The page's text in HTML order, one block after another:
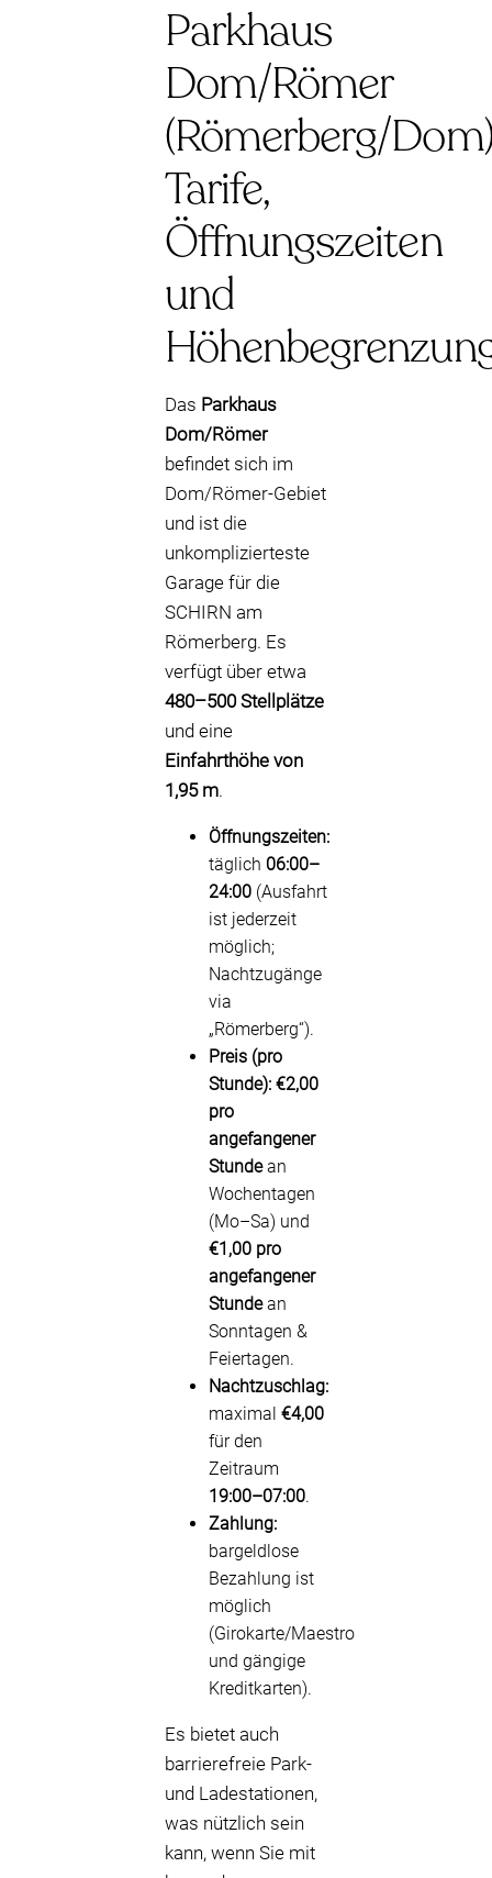
Parkhaus
Dom/Römer
(Römerberg/
Tarife,
Öffnungszeiten
und
Das Parkhaus
Dom/Römer
befindet sich im
Dom/Römer-Gebiet
und ist die
unkomplizierteste
Garage für die
SCHIRN am
Römerberg. Es
verfügt über etwa
480–500 Stellplätze
und eine
Einfahrthöhe von
1,95 m.
Öffnungszeiten:
täglich 06:00–
24:00 (Ausfahrt
ist jederzeit
möglich;
Nachtzugänge
via
„Römerberg“).
Preis (pro
Stunde): €2,00
pro
angefangener
Stundean
Wochentagen
(Mo–Sa) und
€1,00 pro
angefangener
Stundean
Sonntagen &
Feiertagen.
Nachtzuschlag:
maximal €4,00
für den
Zeitraum
19:00–07:00.
Zahlung:
bargeldlose
Bezahlung ist
möglich
(Girokarte/Maestro
und gängige
Kreditkarten).
Es bietet auch
barrierefreie Park-
und Ladestationen,
was nützlich sein
kann, wenn Sie mit